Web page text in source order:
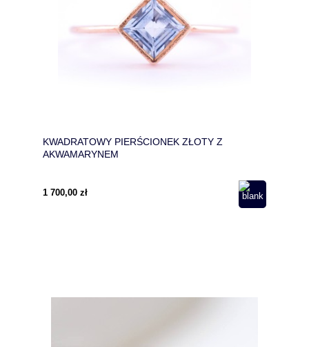
KWADRATOWY PIERŚCIONEK ZŁOTY Z
AKWAMARYNEM
1 700,00 zł